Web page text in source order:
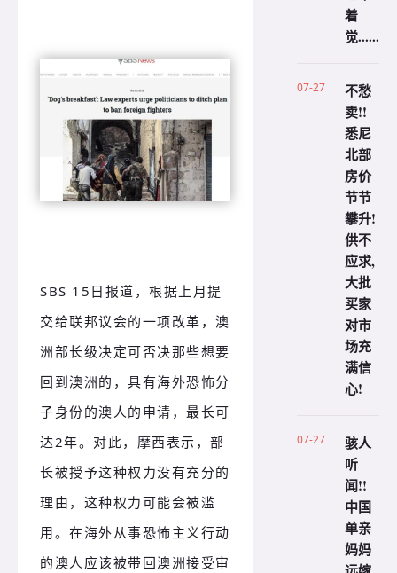
SBS 15日报道，根据上月提
交给联邦议会的一项改革，澳
洲部长级决定可否决那些想要
回到澳洲的，具有海外恐怖分
子身份的澳人的申请，最长可
达2年。对此，摩西表示，部
长被授予这种权力没有充分的
理由，这种权力可能会被滥
用。在海外从事恐怖主义行动
的澳人应该被带回澳洲接受审
着
觉......
07-27
不愁
卖!!
悉尼
北部
房价
节节
攀升!
供不
应求,
大批
买家
对市
场充
满信
心!
07-27
骇人
听
闻!!
中国
单亲
妈妈